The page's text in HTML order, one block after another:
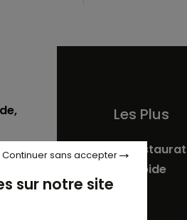
Les Plus
rapide
sur notre site
Continuer sans accepter